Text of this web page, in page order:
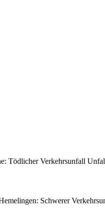
Tödlicher Verkehrsunfall
Schwerer